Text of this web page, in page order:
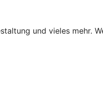
und vieles mehr.